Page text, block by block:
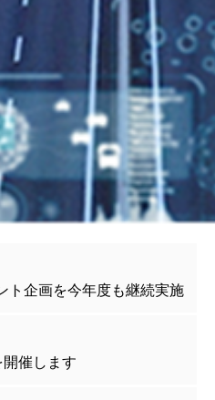
ト企画を今年度も継続実施
催します